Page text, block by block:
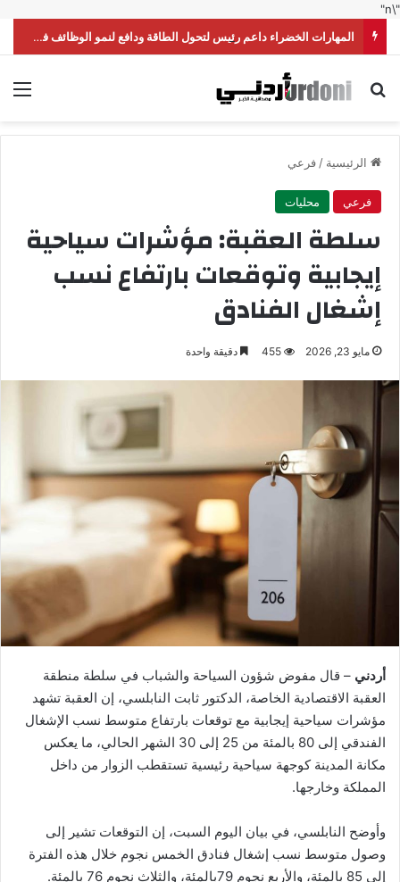
"\n"
المهارات الخضراء داعم رئيس لتحول الطاقة ودافع لنمو الوظائف في الأردن
بحث عن
الرئيسية /فرعي
فرعي محليات
سلطة العقبة: مؤشرات سياحية
إيجابية وتوقعات بارتفاع نسب
إشغال الفنادق
مايو 23, 2026 455 دقيقة واحدة
أردني – قال مفوض شؤون السياحة والشباب في سلطة منطقة
العقبة الاقتصادية الخاصة، الدكتور ثابت النابلسي، إن العقبة تشهد
مؤشرات سياحية إيجابية مع توقعات بارتفاع متوسط نسب الإشغال
الفندقي إلى 80 بالمئة من 25 إلى 30 الشهر الحالي، ما يعكس
مكانة المدينة كوجهة سياحية رئيسية تستقطب الزوار من داخل
المملكة وخارجها.
وأوضح النابلسي، في بيان اليوم السبت، إن التوقعات تشير إلى
وصول متوسط نسب إشغال فنادق الخمس نجوم خلال هذه الفترة
إلى 85 بالمئة، والأربع نجوم 79بالمئة، والثلاث نجوم 76 بالمئة.